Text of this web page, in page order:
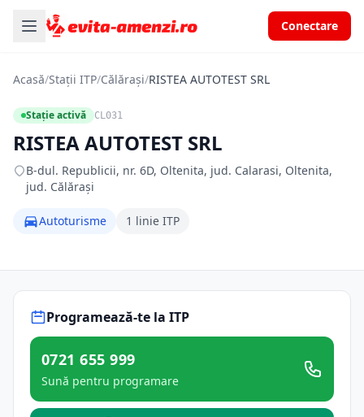
Conectare
Acasă/Stații ITP/Călărași/RISTEA AUTOTEST SRL
Stație activă CL031
RISTEA AUTOTEST SRL
B-dul. Republicii, nr. 6D, Oltenita, jud. Calarasi, Oltenita,
jud. Călărași
Autoturisme 1 linie ITP
Programează-te la ITP
0721 655 999
Sună pentru programare